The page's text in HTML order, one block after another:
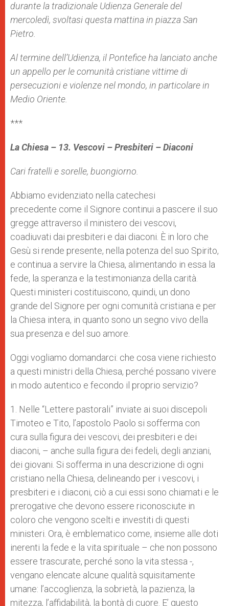
r
durante la tradizionale Udienza Generale del
mercoledì, svoltasi questa mattina in piazza San
Pietro.
Al termine dell’Udienza, il Pontefice ha lanciato anche
un appello per le comunità cristiane vittime di
persecuzioni e violenze nel mondo, in particolare in
Medio Oriente.
***
La Chiesa – 13. Vescovi – Presbiteri – Diaconi
Cari fratelli e sorelle, buongiorno.
Abbiamo evidenziato nella catechesi
precedente come il Signore continui a pascere il suo
gregge attraverso il ministero dei vescovi,
coadiuvati dai presbiteri e dai diaconi. È in loro che
Gesù si rende presente, nella potenza del suo Spirito,
e continua a servire la Chiesa, alimentando in essa la
fede, la speranza e la testimonianza della carità.
Questi ministeri costituiscono, quindi, un dono
grande del Signore per ogni comunità cristiana e per
la Chiesa intera, in quanto sono un segno vivo della
sua presenza e del suo amore.
Oggi vogliamo domandarci: che cosa viene richiesto
a questi ministri della Chiesa, perché possano vivere
in modo autentico e fecondo il proprio servizio?
1. Nelle “Lettere pastorali” inviate ai suoi discepoli
Timoteo e Tito, l’apostolo Paolo si sofferma con
cura sulla figura dei vescovi, dei presbiteri e dei
diaconi, – anche sulla figura dei fedeli, degli anziani,
dei giovani. Si sofferma in una descrizione di ogni
cristiano nella Chiesa, delineando per i vescovi, i
presbiteri e i diaconi, ciò a cui essi sono chiamati e le
prerogative che devono essere riconosciute in
coloro che vengono scelti e investiti di questi
ministeri. Ora, è emblematico come, insieme alle doti
inerenti la fede e la vita spirituale – che non possono
essere trascurate, perché sono la vita stessa -,
vengano elencate alcune qualità squisitamente
umane: l’accoglienza, la sobrietà, la pazienza, la
mitezza, l’affidabilità, la bontà di cuore. E’ questo